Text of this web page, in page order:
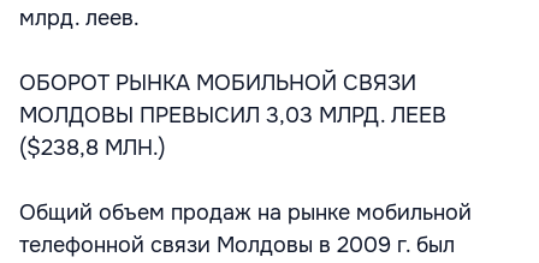
млрд. леев.
ОБОРОТ РЫНКА МОБИЛЬНОЙ СВЯЗИ
МОЛДОВЫ ПРЕВЫСИЛ 3,03 МЛРД. ЛЕЕВ
($238,8 МЛН.)
Общий объем продаж на рынке мобильной
телефонной связи Молдовы в 2009 г. был